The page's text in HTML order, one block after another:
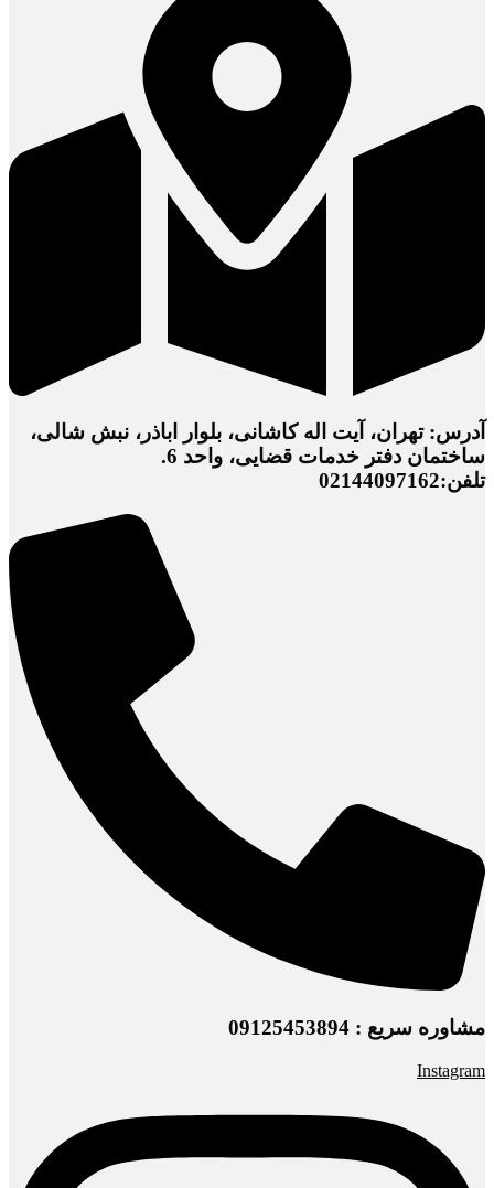
آدرس: تهران، آیت اله کاشانی، بلوار اباذر، نبش شالی،
ساختمان دفتر خدمات قضایی، واحد 6.
تلفن:02144097162
مشاوره سریع : 09125453894
Instagram